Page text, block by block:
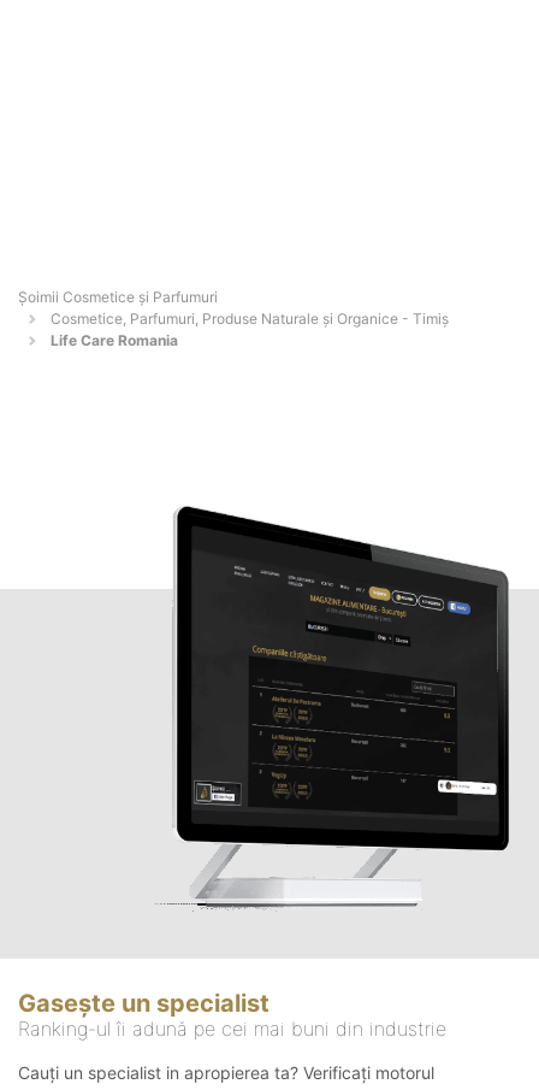
Șoimii Cosmetice și Parfumuri
Cosmetice, Parfumuri, Produse Naturale și Organice - Timiş
Life Care Romania
Gasește un specialist
Ranking-ul îi adună pe cei mai buni din industrie
Cauți un specialist in apropierea ta? Verificați motorul